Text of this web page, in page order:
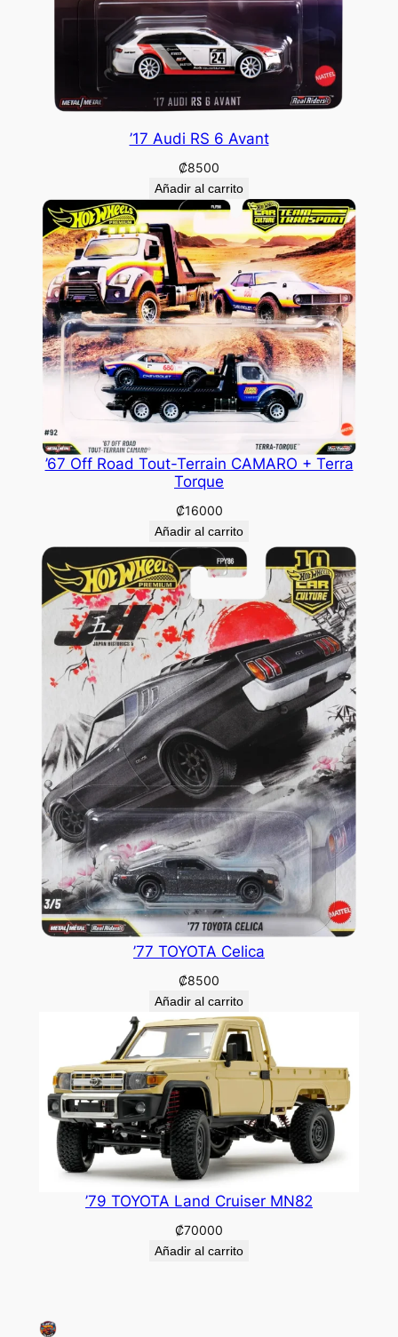
’17 Audi RS 6 Avant
₡8500
Añadir al carrito
’67 Off Road Tout-Terrain CAMARO + Terra
Torque
₡16000
Añadir al carrito
’77 TOYOTA Celica
₡8500
Añadir al carrito
’79 TOYOTA Land Cruiser MN82
₡70000
Añadir al carrito